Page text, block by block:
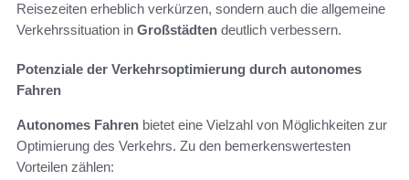
Reisezeiten erheblich verkürzen, sondern auch die allgemeine
Verkehrssituation in Großstädten deutlich verbessern.
Potenziale der Verkehrsoptimierung durch autonomes
Fahren
Autonomes Fahren bietet eine Vielzahl von Möglichkeiten zur
Optimierung des Verkehrs. Zu den bemerkenswertesten
Vorteilen zählen: